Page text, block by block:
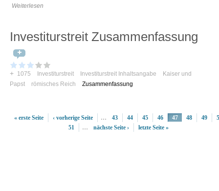
Weiterlesen
Investiturstreit Zusammenfassung
+ 1075 Investiturstreit Investiturstreit Inhaltsangabe
Kaiser und
Papst
römisches Reich Zusammenfassung
« erste Seite ‹ vorherige Seite … 43 44 45 46 47 48 49
51
… nächste Seite › letzte Seite »